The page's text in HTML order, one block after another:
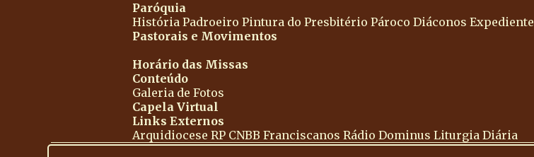
Paróquia
História Padroeiro Pintura do Presbitério Pároco Diáconos Expediente
Pastorais e Movimentos
Horário das Missas
Conteúdo
Galeria de Fotos
Capela Virtual
Links Externos
Arquidiocese RP CNBB Franciscanos Rádio Dominus Liturgia Diária